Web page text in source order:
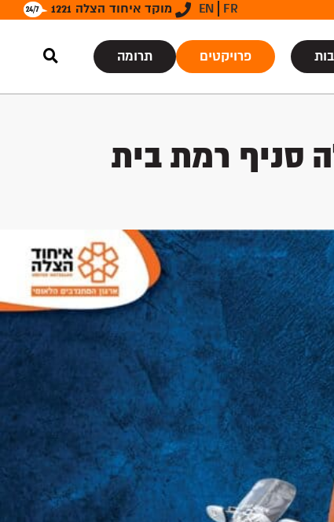
מוקד איחוד הצלה 1221 EN FR
פרויקטים תרומה
סניף רמת בית